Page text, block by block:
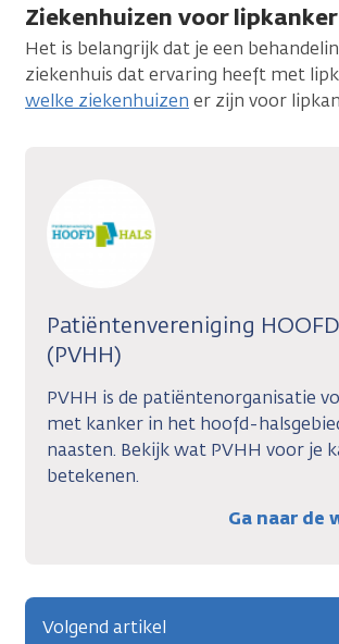
Ziekenhuizen voor lipkanker
Het is belangrijk dat je een
ziekenhuis dat ervaring heeft met
welke ziekenhuizen er zijn voor
Patiëntenvereniging
(PVHH)
PVHH is de patiëntenorganisatie
met kanker in het hoofd-
naasten. Bekijk wat PVHH voor je
betekenen.
Ga naar de
Volgend artikel